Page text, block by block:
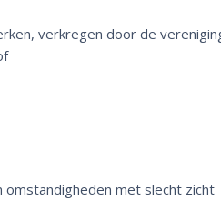
verkregen door de
omstandigheden met slecht zicht